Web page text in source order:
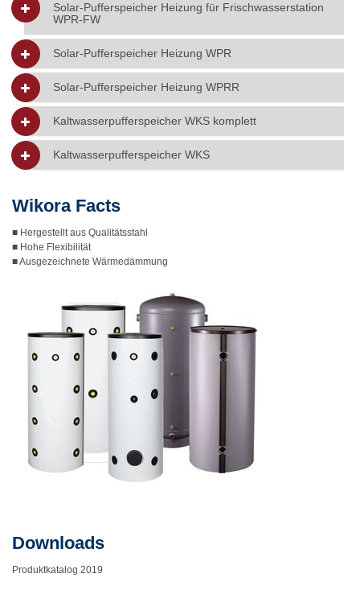
Solar-Pufferspeicher Heizung für Frischwasserstation
WPR-FW
Solar-Pufferspeicher Heizung WPR
Solar-Pufferspeicher Heizung WPRR
Kaltwasserpufferspeicher WKS komplett
Kaltwasserpufferspeicher WKS
Wikora Facts
■ Hergestellt aus Qualitätsstahl
■ Hohe Flexibilität
■ Ausgezeichnete Wärmedämmung
Downloads
Produktkatalog 2019